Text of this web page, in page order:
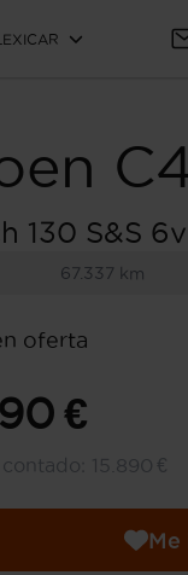
130 S&S
67.337 km
oferta
€
15.890 €
Me